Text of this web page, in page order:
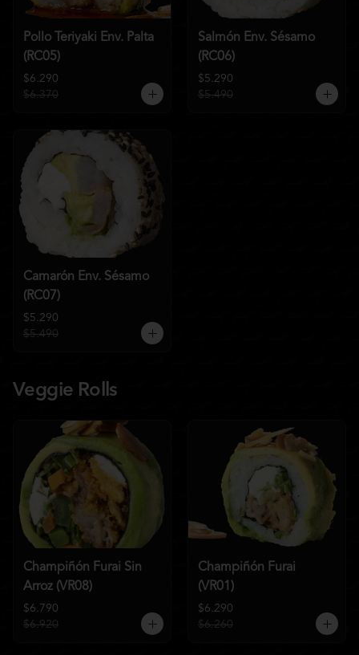
Pollo Teriyaki Env. Palta
(RC05)
$6.290
$6.370
Salmón Env. Sésamo
(RC06)
$5.290
$5.490
Camarón Env. Sésamo
(RC07)
$5.290
$5.490
Veggie Rolls
Champiñón Furai Sin
Arroz (VR08)
$6.790
$6.920
Champiñón Furai
(VR01)
$6.290
$6.260